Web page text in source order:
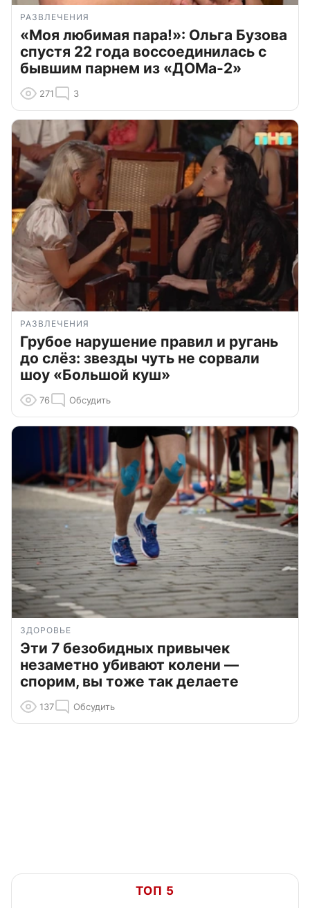
РАЗВЛЕЧЕНИЯ
«Моя любимая пара!»: Ольга Бузова
спустя 22 года воссоединилась с
бывшим парнем из «ДОМа-2»
271 3
РАЗВЛЕЧЕНИЯ
Грубое нарушение правил и ругань
до слёз: звезды чуть не сорвали
шоу «Большой куш»
76 Обсудить
ЗДОРОВЬЕ
Эти 7 безобидных привычек
незаметно убивают колени —
спорим, вы тоже так делаете
137 Обсудить
ТОП 5